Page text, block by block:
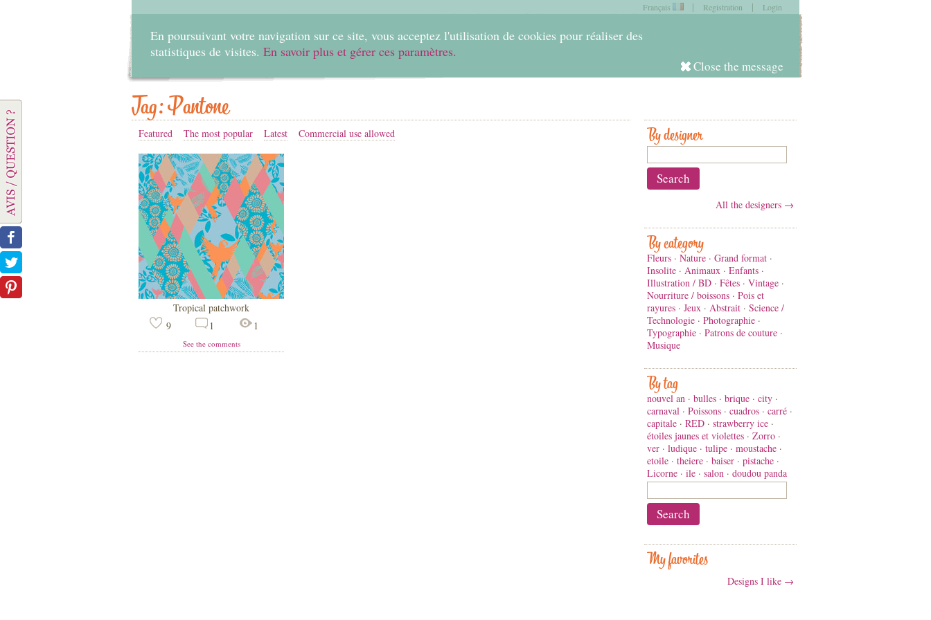
En poursuivant votre navigation sur ce site, vous acceptez l'utilisation de cookies pour réaliser des
statistiques de visites. En savoir plus et gérer ces paramètres.
Close the message
Français | Registration | Login
0item in
Log in
Tag: Pantone
Featured The most popular Latest Commercial use allowed
Tropical patchwork
9
1 1
See the comments
By designer
All the designers →
By category
Fleurs · Nature · Grand format ·
Insolite · Animaux · Enfants ·
Illustration / BD · Fêtes · Vintage ·
Nourriture / boissons · Pois et
rayures · Jeux · Abstrait · Science /
Technologie · Photographie ·
Typographie · Patrons de couture ·
Musique
By tag
nouvel an · bulles · brique · city ·
carnaval · Poissons · cuadros · carré ·
capitale · RED · strawberry ice ·
étoiles jaunes et violettes · Zorro ·
ver · ludique · tulipe · moustache ·
etoile · theiere · baiser · pistache ·
Licorne · ile · salon · doudou panda
My favorites
Designs I like →